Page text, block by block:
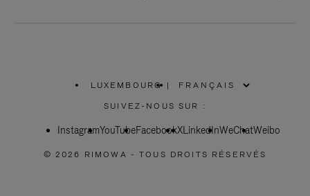
LUXEMBOURG
SÉLECTIONNEZ
VOTRE
|
SUIVEZ-NOUS SUR :
InstagramYouTubeFacebookXLinkedInWeChatWeibo
© 2026 RIMOWA - TOUS DROITS RÉSERVÉS